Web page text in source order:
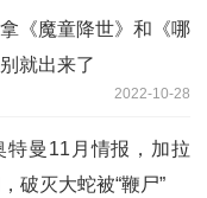
《魔童降世》和《哪
就出来了
2022-10-28
特曼11月情报，加拉
破灭大蛇被“鞭尸”